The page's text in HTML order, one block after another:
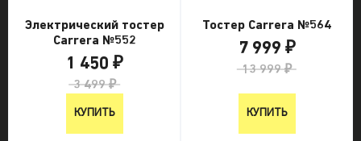
Электрический тостер
Carrera №552
1 450 ₽
3 499 ₽
КУПИТЬ
Тостер Carrera №564
7 999 ₽
13 999 ₽
КУПИТЬ